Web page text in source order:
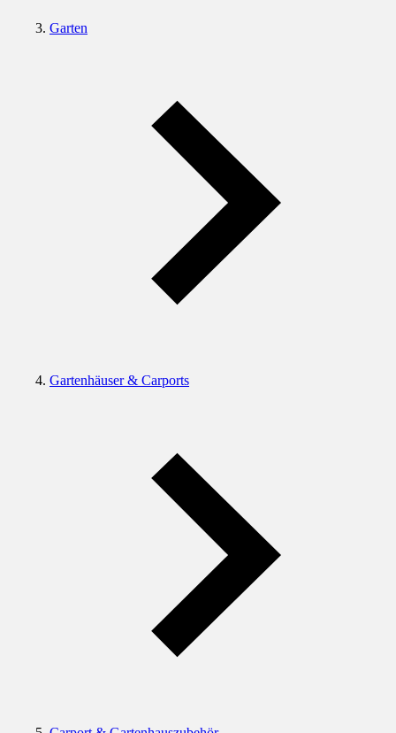
Garten
Gartenhäuser & Carports